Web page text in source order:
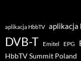
aplikacja HbbTV aplikacja
DVB-T Emitel EPG
HbbTV Summit Poland